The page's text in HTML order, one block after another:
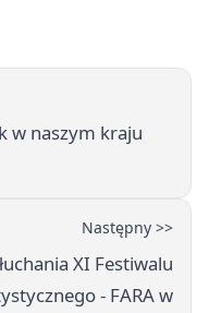
w naszym kraju
Następny >>
XI Festiwalu
- FARA w